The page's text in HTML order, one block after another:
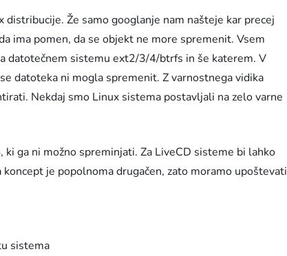
Že samo googlanje nam našteje kar precej
ima pomen, da se objekt ne more spremenit. Vsem
datotečnem sistemu ext2/3/4/btrfs in še katerem. V
datoteka ni mogla spremenit. Z varnostnega vidika
Nekdaj smo Linux sistema postavljali na zelo varne
ga ni možno spreminjati. Za LiveCD sisteme bi lahko
je popolnoma drugačen, zato moramo upoštevati
sistema